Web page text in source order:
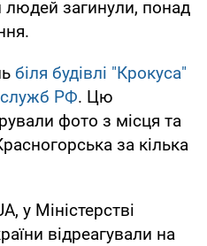
загинули, понад
біля будівлі "Крокуса"
РФ. Цю
фото з місця та
за кілька
у Міністерстві
відреагували на